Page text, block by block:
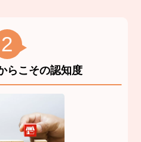
2
らこその認知度